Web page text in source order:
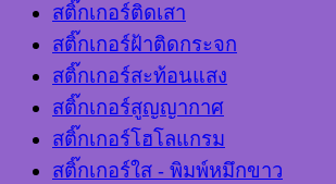
สติ๊กเกอร์ติดเสา
สติ๊กเกอร์ฝ้าติดกระจก
สติ๊กเกอร์สะท้อนแสง
สติ๊กเกอร์สูญญากาศ
สติ๊กเกอร์โฮโลแกรม
สติ๊กเกอร์ใส - พิมพ์หมึกขาว